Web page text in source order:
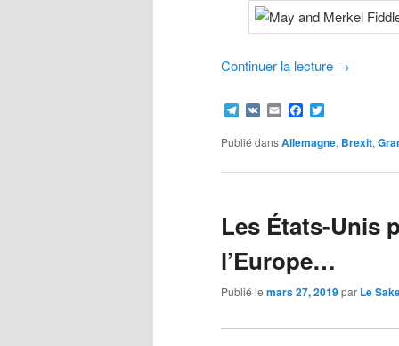
Continuer la lecture →
Telegram
VK EmailFacebook
Publié dansAllemagne, Brexit,
Les États-Unis
l’Europe…
Publié le mars 27, 2019par Le